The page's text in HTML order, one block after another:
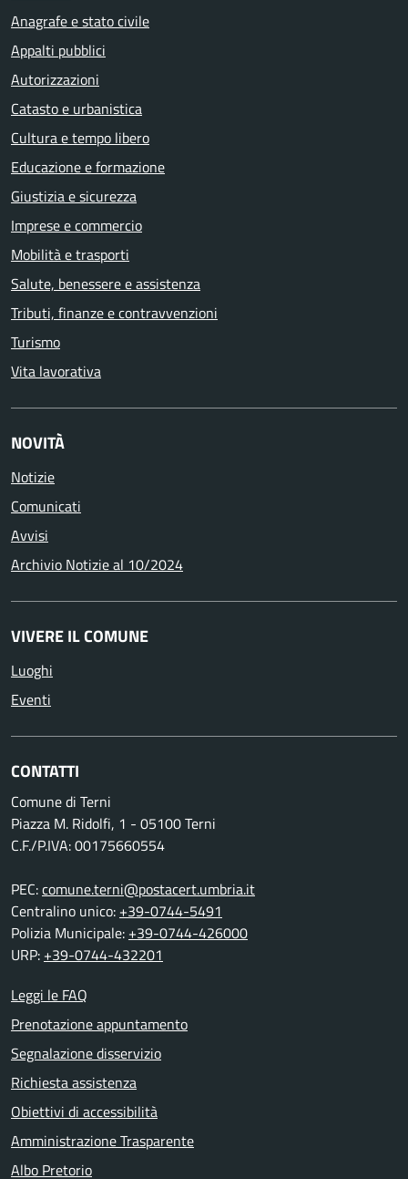
Anagrafe e stato civile
Appalti pubblici
Autorizzazioni
Catasto e urbanistica
Cultura e tempo libero
Educazione e formazione
Giustizia e sicurezza
Imprese e commercio
Mobilità e trasporti
Salute, benessere e assistenza
Tributi, finanze e contravvenzioni
Turismo
Vita lavorativa
NOVITÀ
Notizie
Comunicati
Avvisi
Archivio Notizie al 10/2024
VIVERE IL COMUNE
Luoghi
Eventi
CONTATTI
Comune di Terni
Piazza M. Ridolfi, 1 - 05100 Terni
C.F./P.IVA: 00175660554
PEC:comune.terni@postacert.umbria.it
Centralino unico: +39-0744-5491
Polizia Municipale: +39-0744-426000
URP: +39-0744-432201
Leggi le FAQ
Prenotazione appuntamento
Segnalazione disservizio
Richiesta assistenza
Obiettivi di accessibilità
Amministrazione Trasparente
Albo Pretorio